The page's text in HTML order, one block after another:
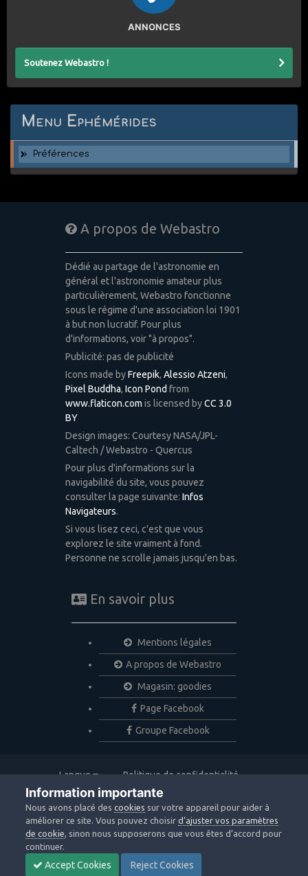
ANNONCES
Soutenez Webastro !
Menu Ephémérides
Préférences
A propos de Webastro
Dédié au partage de l'astronomie en
général et l'astronomie amateur plus
particulièrement, Webastro fonctionne
sous le régime d'une association loi 1901
à but non lucratif. Pour plus
d'informations, voir "à propos".
Publicité: pas de publicité
Icons made byFreepik, Alessio Atzeni,
Pixel Buddha, Icon Pond from
www.flaticon.com is licensed byCC 3.0
BY
Design images: Courtesy NASA/JPL-
Caltech / Webastro - Quercus
Pour plus d'informations sur la
navigabilité du site, vous pouvez
consulter la page suivante: Infos
Navigateurs.
Si vous lisez ceci, c'est que vous
explorez le site vraiment à fond.
Personne ne scrolle jamais jusqu'en bas.
En savoir plus
Mentions légales
A propos de Webastro
Magasin: goodies
Page Facebook
Groupe Facebook
Langue
Politique de confidentialité
Nous contacter
Copyright © 2020 Webastro
Powered by Invision Community
Information importante
Nous avons placé descookies sur votre appareil pour aider à
améliorer ce site. Vous pouvez choisird’ajuster vos paramètres
de cookie, sinon nous supposerons que vous êtes d’accord pour
continuer.
Accept Cookies Reject Cookies